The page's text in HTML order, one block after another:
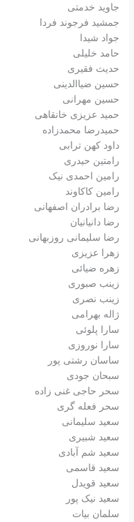
جاوید خدمتی
جمشید فرجوند فردا
جواد شیدا
حامد خلیلی
حدیث فقیری
حسین ضیاالدینی
حسین مهرانی
حمید عزیزی خانقاهی
حمیدرضا محمدزاده
داود کهن ترابی
رامتین حیدری
رامین احمدی نیک
رامین کاکاوند
رضا برادران اصفهانی
رضا دانیانیان
رضا سلیمانی روزبهانی
زهرا عزیزی
زهره ضیائی
زینب صبوری
زینب نصری
ژاله بهرامی
سارا پلوئی
سارا نوروزی
ساسان رشتی پور
سبحان جودی
سحر حاجی غنی زاده
سحر فعله گری
سعید سلیمانی
سعید شبیری
سعید شم آبادی
سعید قاسمی
سعید قویدل
سعید نیک پور
سلمان بیات